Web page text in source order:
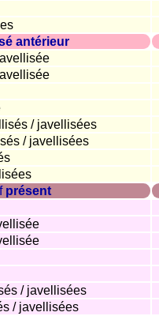
antérieur
/ javellisées
/ javellisées
présent
/ javellisées
/ javellisées